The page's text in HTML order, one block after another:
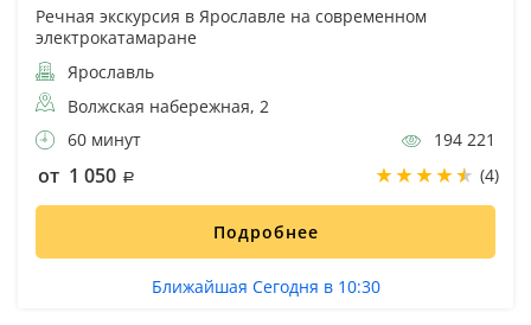
Речная экскурсия в Ярославле на современном
электрокатамаране
Ярославль
Волжская набережная, 2
60 минут
194 221
от 1 050 (4)
Подробнее
Ближайшая Сегодня в 10:30